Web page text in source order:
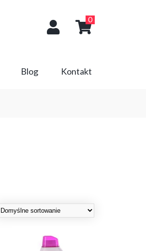
0
Blog Kontakt